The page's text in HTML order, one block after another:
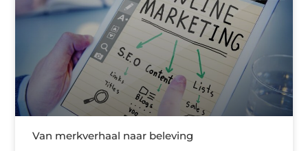
Van merkverhaal naar beleving